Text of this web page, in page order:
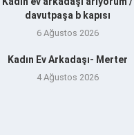
davutpaşa b kapısı
6 Ağustos 2026
Kadın Ev Arkadaşı- Merter
4 Ağustos 2026